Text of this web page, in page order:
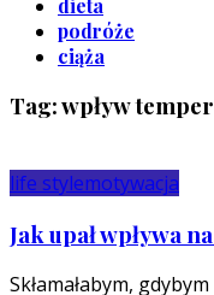
podróże
ciąża
Tag: wpływ
life stylemotywacja
Jak upał wpływa
Skłamałabym,